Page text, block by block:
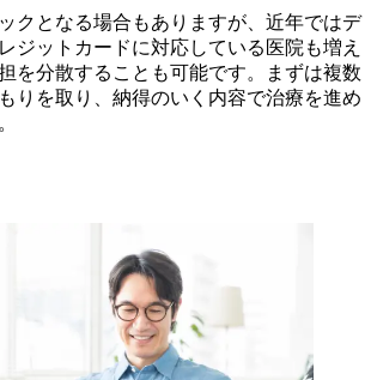
クとなる場合もありますが、近年ではデ
ジットカードに対応している医院も増え
を分散することも可能です。まずは複数
りを取り、納得のいく内容で治療を進め